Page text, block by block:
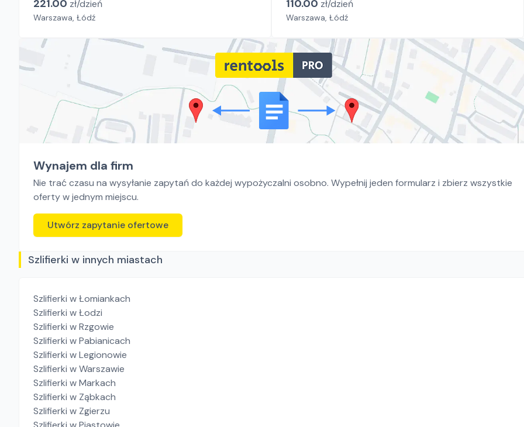
221.00 zł/dzień
Warszawa, Łódź
110.00 zł/dzień
Warszawa, Łódź
Wynajem dla firm
Nie trać czasu na wysyłanie zapytań do każdej wypożyczalni osobno. Wypełnij jeden formularz i zbierz wszystkie
oferty w jednym miejscu.
Utwórz zapytanie ofertowe
Szlifierki w innych miastach
Szlifierki w Łomiankach
Szlifierki w Łodzi
Szlifierki w Rzgowie
Szlifierki w Pabianicach
Szlifierki w Legionowie
Szlifierki w Warszawie
Szlifierki w Markach
Szlifierki w Ząbkach
Szlifierki w Zgierzu